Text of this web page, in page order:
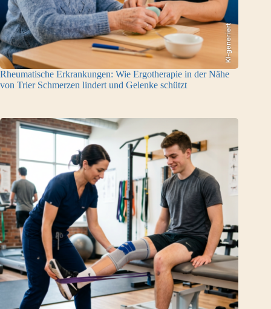
KI-generiert
Rheumatische Erkrankungen: Wie Ergotherapie in der Nähe
von Trier Schmerzen lindert und Gelenke schützt